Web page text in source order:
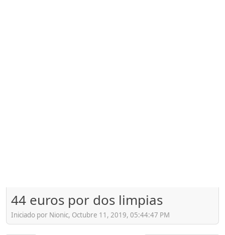
44 euros por dos limpias
Iniciado por Nionic, Octubre 11, 2019, 05:44:47 PM